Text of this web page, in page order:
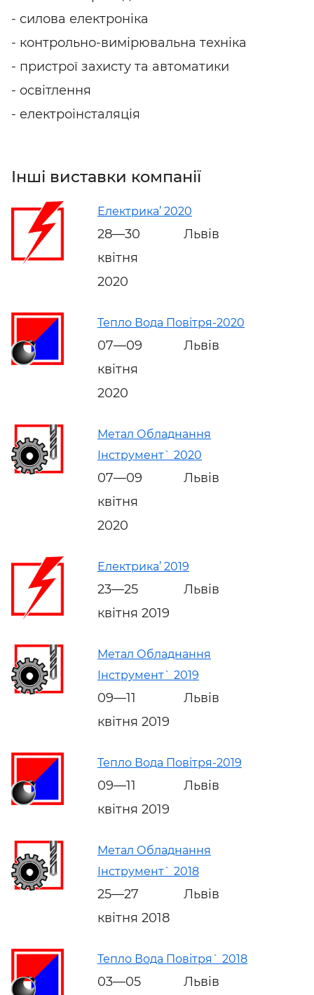
- силова електроніка
- контрольно-вимірювальна техніка
- пристрої захисту та автоматики
- освітлення
- електроінсталяція
Інші виставки компанії
Електрика’ 2020
28—30
квітня
2020
Львів
Тепло Вода Повітря-2020
07—09
квітня
2020
Львів
Метал Обладнання
Інструмент` 2020
07—09
квітня
2020
Львів
Електрика’ 2019
23—25
квітня 2019
Львів
Метал Обладнання
Інструмент` 2019
09—11
квітня 2019
Львів
Тепло Вода Повітря-2019
09—11
квітня 2019
Львів
Метал Обладнання
Інструмент` 2018
25—27
квітня 2018
Львів
Тепло Вода Повітря` 2018
03—05 Львів